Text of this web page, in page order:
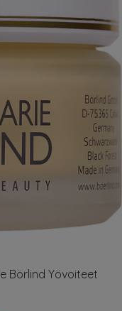
Börlind Yövoiteet